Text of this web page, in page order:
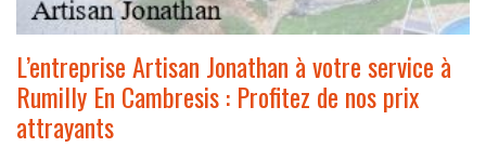
L’entreprise Artisan Jonathan à votre service à
Rumilly En Cambresis : Profitez de nos prix
attrayants